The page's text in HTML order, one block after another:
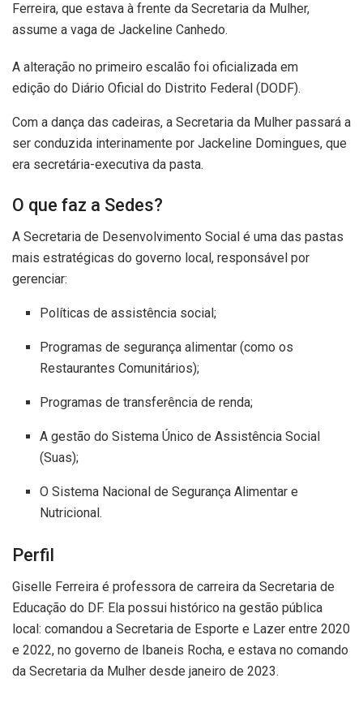
Ferreira, que estava à frente da Secretaria da Mulher,
assume a vaga de Jackeline Canhedo.
A alteração no primeiro escalão foi oficializada em
edição do Diário Oficial do Distrito Federal (DODF).
Com a dança das cadeiras, a Secretaria da Mulher passará a
ser conduzida interinamente por Jackeline Domingues, que
era secretária-executiva da pasta.
O que faz a Sedes?
A Secretaria de Desenvolvimento Social é uma das pastas
mais estratégicas do governo local, responsável por
gerenciar:
Políticas de assistência social;
Programas de segurança alimentar (como os
Restaurantes Comunitários);
Programas de transferência de renda;
A gestão do Sistema Único de Assistência Social
(Suas);
O Sistema Nacional de Segurança Alimentar e
Nutricional.
Perfil
Giselle Ferreira é professora de carreira da Secretaria de
Educação do DF. Ela possui histórico na gestão pública
local: comandou a Secretaria de Esporte e Lazer entre 2020
e 2022, no governo de Ibaneis Rocha, e estava no comando
da Secretaria da Mulher desde janeiro de 2023.